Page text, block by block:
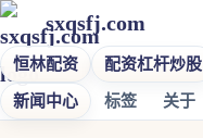
sxqsfj.com
恒林配资 配资杠杆炒股
新闻中心 标签 关于